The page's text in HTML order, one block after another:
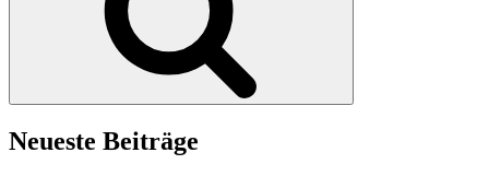
Neueste Beiträge